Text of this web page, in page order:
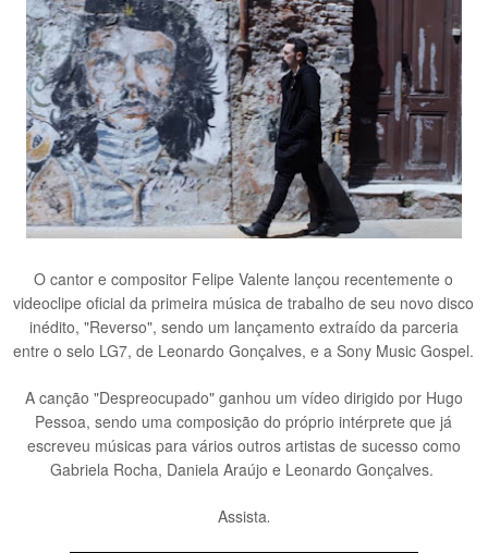
O cantor e compositor Felipe Valente lançou recentemente o
videoclipe oficial da primeira música de trabalho de seu novo disco
inédito, "Reverso", sendo um lançamento extraído da parceria
entre o selo LG7, de Leonardo Gonçalves, e a Sony Music Gospel.
A canção "Despreocupado" ganhou um vídeo dirigido por Hugo
Pessoa, sendo uma composição do próprio intérprete que já
escreveu músicas para vários outros artistas de sucesso como
Gabriela Rocha, Daniela Araújo e Leonardo Gonçalves.
Assista.